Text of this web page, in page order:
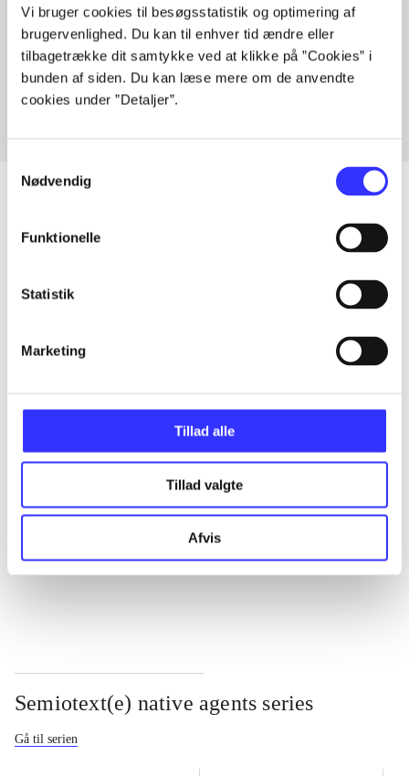
Vi bruger cookies til besøgsstatistik og optimering af
brugervenlighed. Du kan til enhver tid ændre eller
tilbagetrække dit samtykke ved at klikke på ”Cookies” i
bunden af siden. Du kan læse mere om de anvendte
cookies under ”Detaljer”.
Nødvendig
Funktionelle
Statistik
Marketing
Tillad alle
Tillad valgte
Afvis
Artikler med samme emner
Fra
Artikler
...
...
Semiotext(e) native agents series
Gå til serien